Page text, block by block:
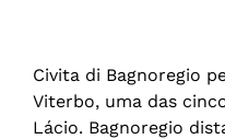
Civita di Bagnoregio
Viterbo, uma das
Lácio. Bagnoregio